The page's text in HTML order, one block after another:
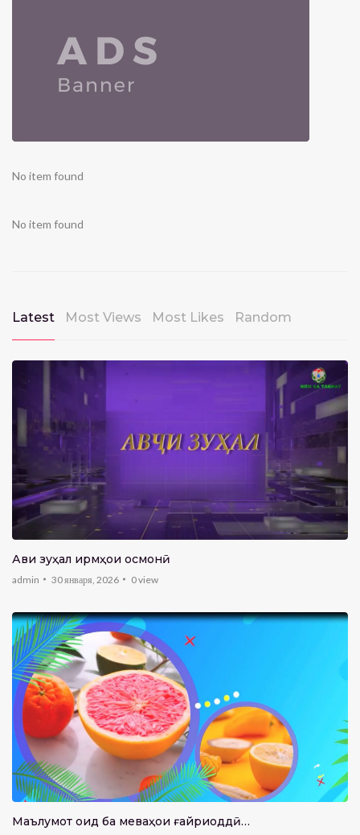
No item found
No item found
Latest Most Views Most Likes Random
Авҷи зуҳал ҷирмҳои осмонӣ
admin 30 января, 2026 0view
Маълумот оид ба меваҳои ғайриоддӣ…